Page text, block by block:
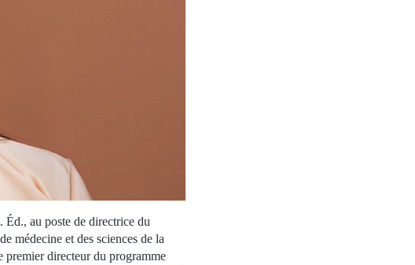
au poste de directrice du
médecine et des sciences de la
directeur du programme